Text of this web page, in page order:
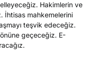
Hakimlerin ve
İhtisas mahkemelerini
teşvik edeceğiz.
önüne geçeceğiz. E-